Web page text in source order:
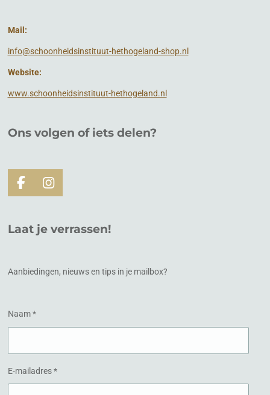
Mail:
info@schoonheidsinstituut-hethogeland-shop.nl
Website:
www.schoonheidsinstituut-hethogeland.nl
Ons volgen of iets delen?
F
a
e
b
k
I
n
t
a
a
Laat je verrassen!
Aanbiedingen, nieuws en tips in je mailbox?
Naam *
E-mailadres *